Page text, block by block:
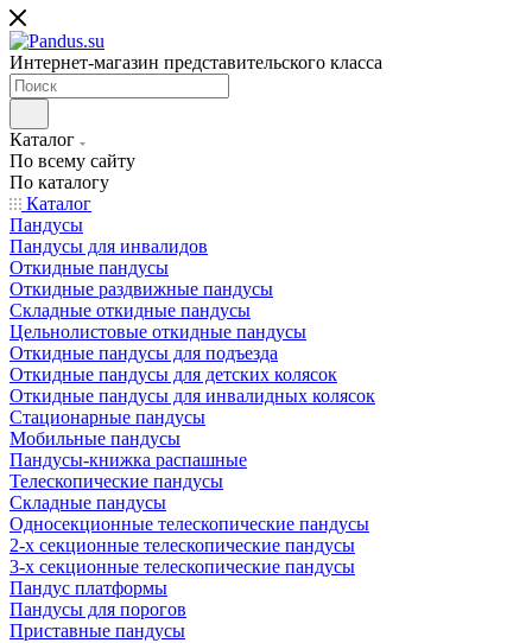
Интернет-магазин представительского класса
Каталог
По всему сайту
По каталогу
Каталог
Пандусы
Пандусы для инвалидов
Откидные пандусы
Откидные раздвижные пандусы
Складные откидные пандусы
Цельнолистовые откидные пандусы
Откидные пандусы для подъезда
Откидные пандусы для детских колясок
Откидные пандусы для инвалидных колясок
Стационарные пандусы
Мобильные пандусы
Пандусы-книжка распашные
Телескопические пандусы
Складные пандусы
Односекционные телескопические пандусы
2-х секционные телескопические пандусы
3-х секционные телескопические пандусы
Пандус платформы
Пандусы для порогов
Приставные пандусы